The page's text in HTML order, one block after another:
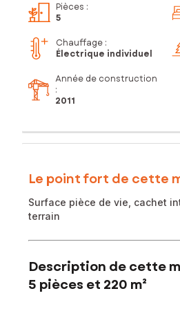
Pièces :
5
Chauffage :
Électrique individuel
Année de construction
:
2011
Le point fort de cette
Surface pièce de vie, cachet
terrain
Description de cette
5 pièces et 220 m²